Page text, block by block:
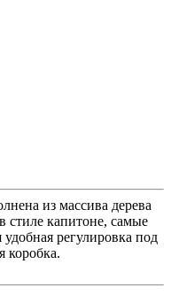
из массива дерева
стиле капитоне, самые
регулировка под
коробка.